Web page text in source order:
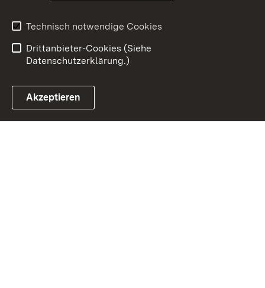
Technisch notwendige Cookies
Drittanbieter-Cookies (Siehe
Datenschutzerklärung.)
Akzeptieren